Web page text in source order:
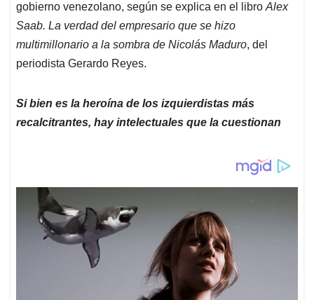
gobierno venezolano, según se explica en el libro Alex
Saab. La verdad del empresario que se hizo
multimillonario a la sombra de Nicolás Maduro, del
periodista Gerardo Reyes.
Si bien es la heroína de los izquierdistas más
recalcitrantes, hay intelectuales que la cuestionan